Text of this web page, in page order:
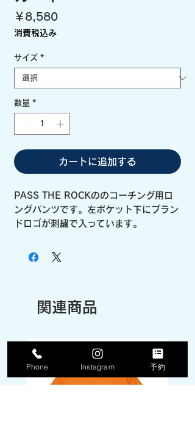
￥8,580価
消費税込み
サイズ *
数量 *
カートに追加する
PASS THE ROCKののコーチング用ロ
ングパンツです。左ポケット下にブラン
ドロゴが刺繍で入っています。
関連商品
Phone Instagram 予約